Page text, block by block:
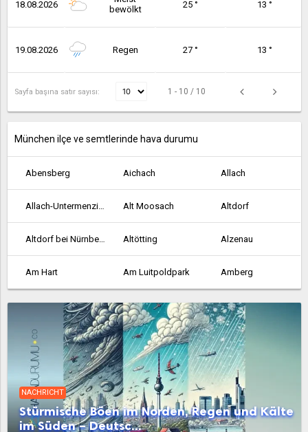
18.08.2026
bewölkt
25 ° 13 °
19.08.2026 Regen 27 ° 13 °
Sayfa başına satır sayısı: 1 - 10 / 10
München ilçe ve semtlerinde hava durumu
Abensberg Aichach Allach
Allach-Untermenzing Alt Moosach Altdorf
Altdorf bei Nürnberg Altötting Alzenau
Am Hart Am Luitpoldpark Amberg
Ansbach Aschaffenburg Au-Haidhausen
Aubing-Lochhausen-Langwied Aubing-Süd Augsburg
Bad Abbach Bad Aibling Bad Kissingen
Bad Neustadt an der Saale Bad Reichenhall Bamberg
NACHRICHT
Stürmische Böen im Norden, Regen und Kälte
im Süden – Deutsc...